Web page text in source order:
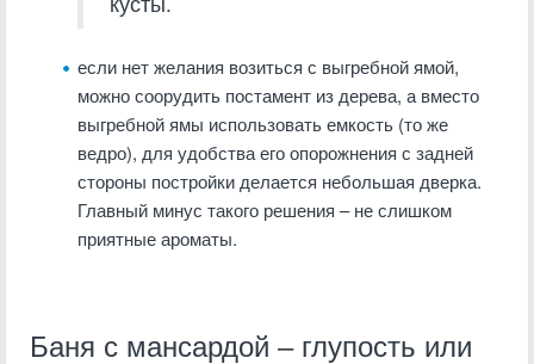
если нет желания возиться с выгребной ямой,
можно соорудить постамент из дерева, а вместо
выгребной ямы использовать емкость (то же
ведро), для удобства его опорожнения с задней
стороны постройки делается небольшая дверка.
Главный минус такого решения – не слишком
приятные ароматы.
Баня с мансардой – глупость или